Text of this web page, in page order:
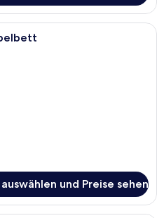
Eine Person liegt in einem Bett mit
und Preise sehen